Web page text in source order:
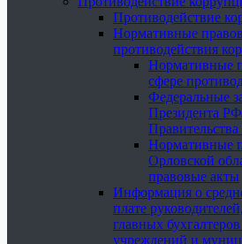
Противодействие
Нормативные
противодействия
Нормативные
сфере
Федеральные
Президента
Нормативные
Орловской
правовые акты
Информация о
плате
главных
учреждений и